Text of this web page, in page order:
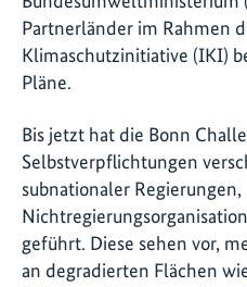
Partnerländer im Rahmen
Klimaschutzinitiative (IKI)
Pläne.
Bis jetzt hat die Bonn
Selbstverpflichtungen
subnationaler Regierungen,
geführt. Diese sehen vor,
an degradierten Flächen